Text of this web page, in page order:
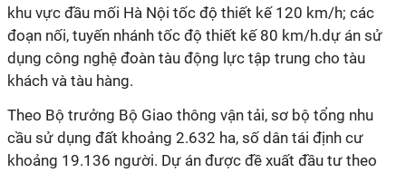
khu vực đầu mối Hà Nội tốc độ thiết kế 120 km/h; các
đoạn nối, tuyến nhánh tốc độ thiết kế 80 km/h.dự án sử
dụng công nghệ đoàn tàu động lực tập trung cho tàu
khách và tàu hàng.
Theo Bộ trưởng Bộ Giao thông vận tải, sơ bộ tổng nhu
cầu sử dụng đất khoảng 2.632 ha, số dân tái định cư
khoảng 19.136 người. Dự án được đề xuất đầu tư theo